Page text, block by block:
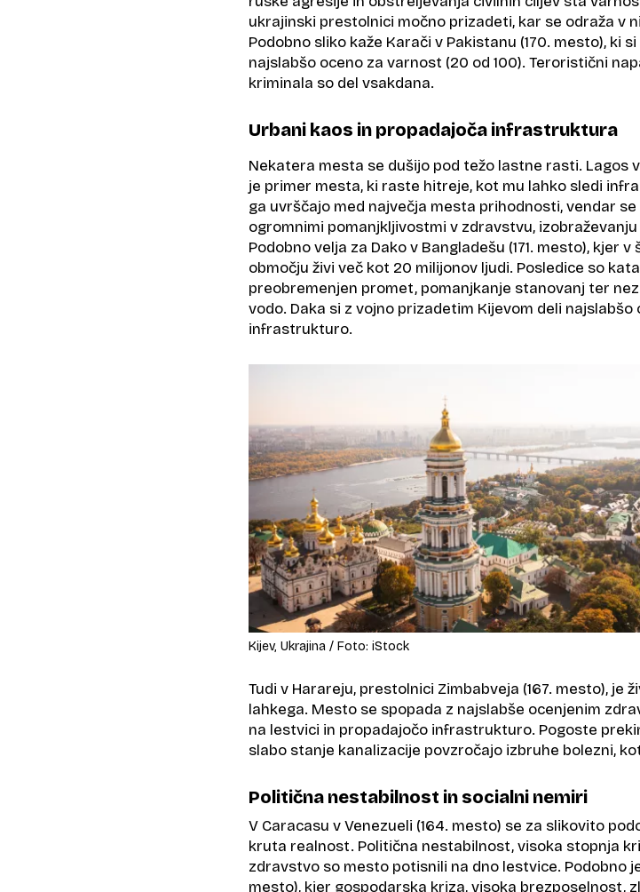
ukrajinski prestolnici močno prizadeti, kar se odraža v
Podobno sliko kaže Karači v Pakistanu (170. mesto), ki
najslabšo oceno za varnost (20 od 100). Teroristični
kriminala so del vsakdana.
Urbani kaos in propadajoča infrastruktura
Nekatera mesta se dušijo pod težo lastne rasti. Lagos
je primer mesta, ki raste hitreje, kot mu lahko sledi
ga uvrščajo med največja mesta prihodnosti, vendar se
ogromnimi pomanjkljivostmi v zdravstvu,
Podobno velja za Dako v Bangladešu (171. mesto), kjer
območju živi več kot 20 milijonov ljudi. Posledice so
preobremenjen promet, pomanjkanje stanovanj ter
vodo. Daka si z vojno prizadetim Kijevom deli najslabšo
infrastrukturo.
Kijev, Ukrajina / Foto: iStock
Tudi v Harareju, prestolnici Zimbabveja (167. mesto), je
lahkega. Mesto se spopada z najslabše ocenjenim
na lestvici in propadajočo infrastrukturo. Pogoste
slabo stanje kanalizacije povzročajo izbruhe bolezni,
Politična nestabilnost in socialni nemiri
V Caracasu v Venezueli (164. mesto) se za slikovito
kruta realnost. Politična nestabilnost, visoka stopnja
zdravstvo so mesto potisnili na dno lestvice. Podobno
mesto), kjer gospodarska kriza, visoka brezposelnost,